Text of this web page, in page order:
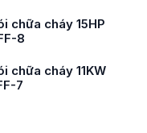
chữa cháy 15HP
8
chữa cháy 11KW
7